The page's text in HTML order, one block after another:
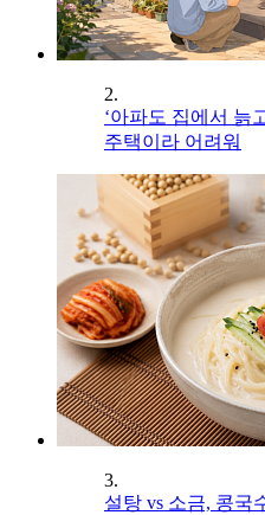
2.
‘아파도 집에서 늙
주택이라 어려워
3.
설탕 vs 소금, 콩국